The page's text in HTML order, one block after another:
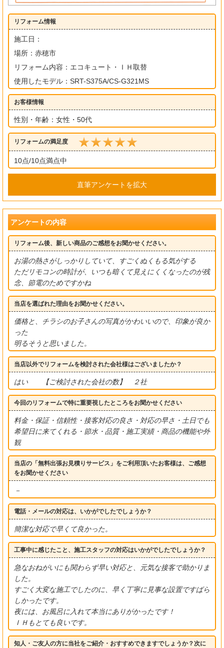
リフォーム情報
施工日：
場所：赤穂市
リフォーム内容：エコキュート・ＩＨ取替
使用したモデル：SRT-S375A/CS-G321MS
お客様情報
性別・年齢：女性・50代
リフォームの満足度
10点/10点満点中
直筆アンケートを拡大
アンケートの内容
リフォーム後、新しい商品のご感想をお聞かせください。
お湯の熱さがしっかりしていて、すごくぬくもる気がする
ただリモコンの時計が、いつも暗くて見えにくくなったのが残
念、節電のためですかね
当店を選ばれた理由をお聞かせください。
価格と、チラシのお子さんの写真がかわいいので、印象が良か
った
明るそうと思いました。
当店以外でリフォームを検討された会社様はございましたか？
はい 【ご検討された会社の数】 ２社
今回のリフォームで特に重要視したところをお聞かせください
料金・保証・信頼性・接客対応の良さ・対応の早さ・土日でも
希望日に来てくれる・節水・品質・施工実績・商品の機能や外
観
当店の「無料出張お見積りサービス」をご利用頂いたお客様は、ご感想
をお聞かせください
－
電話・メールの対応は、いかがでしたでしょうか？
簡潔な対応で早くて良かった。
工事中に感じたこと、施工スタッフの対応はいかがでしたでしょうか？
急なおねがいにも関わらず早い対応と、元気な接客で助かりま
した。
すごく大変な施工でしたのに、早く丁寧に見事な設置ですばら
しかったです。
夜には、お風呂に入れて本当にありがかったです！
ＩＨもとても良いです。
知人・ご友人の方に当社をご紹介・おすすめできますでしょうか？次に